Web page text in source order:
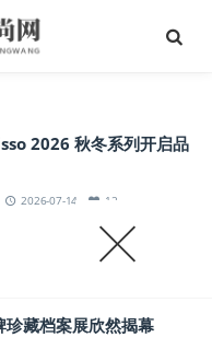
2026 秋冬系列开启品
2026-07-14 12
藏档案展欣然揭幕